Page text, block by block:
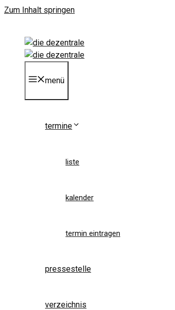
Zum Inhalt springen
menü
termine
liste
kalender
termin eintragen
pressestelle
verzeichnis